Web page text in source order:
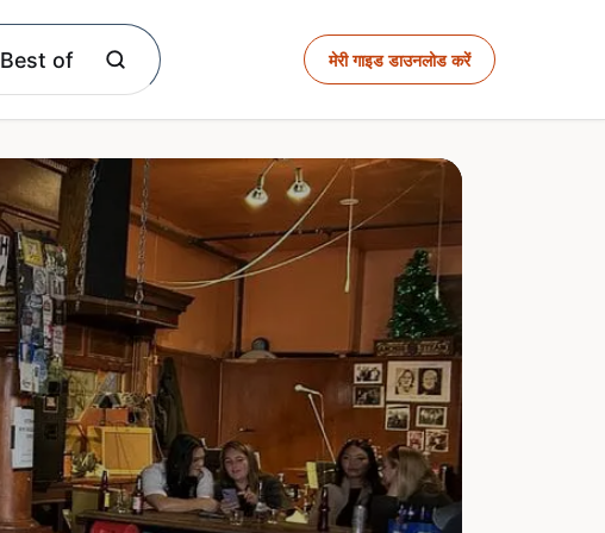
Best of मेरी गाइड डाउनलोड करें